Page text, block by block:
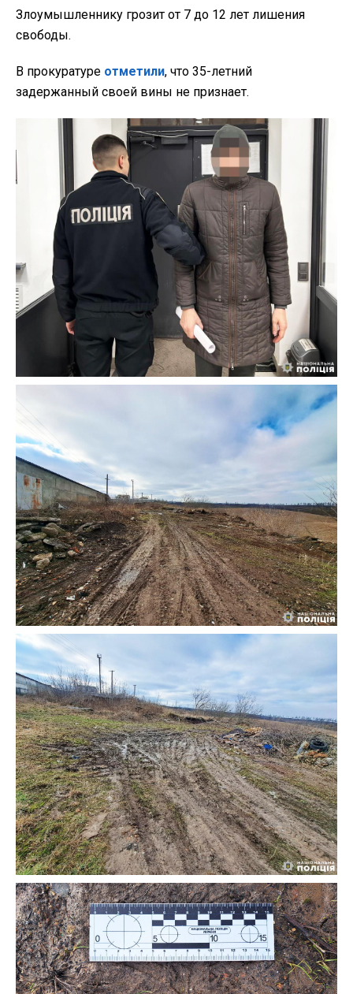
Злоумышленнику грозит от 7 до 12 лет лишения
свободы.
В прокуратуре отметили, что 35-летний
задержанный своей вины не признает.